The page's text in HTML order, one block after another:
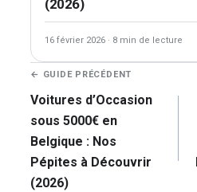
(2026)
16 février 2026 · 8 min de lecture
Navigation
de
l’article
← GUIDE PRÉCÉDENT
Voitures d’Occasion
sous 5000€ en
Belgique : Nos
Pépites à Découvrir
(2026)